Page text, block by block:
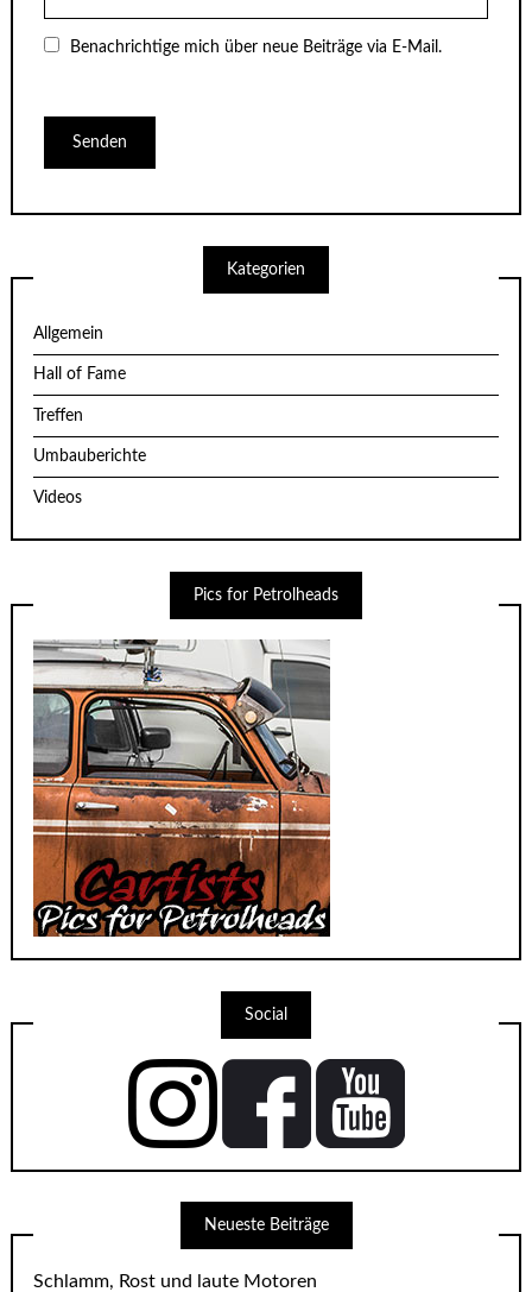
Benachrichtige mich über neue Beiträge via E-Mail.
Kategorien
Allgemein
Hall of Fame
Treffen
Umbauberichte
Videos
Pics for Petrolheads
Social
Neueste Beiträge
Schlamm, Rost und laute Motoren